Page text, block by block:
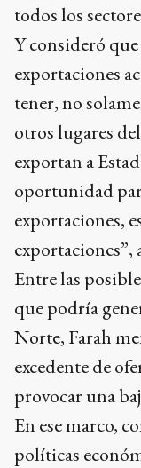
todos los
Y consideró
exportaciones
tener, no
otros lugares
exportan a
oportunidad
exportaciones,
Entre las
que podría
Norte, Farah
excedente de
provocar una
En ese marco,
políticas